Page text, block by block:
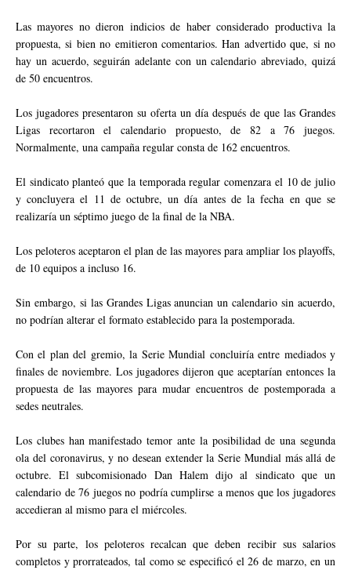
Las mayores no dieron indicios de haber considerado productiva la
propuesta, si bien no emitieron comentarios. Han advertido que, si no
hay un acuerdo, seguirán adelante con un calendario abreviado, quizá
de 50 encuentros.
Los jugadores presentaron su oferta un día después de que las Grandes
Ligas recortaron el calendario propuesto, de 82 a 76 juegos.
Normalmente, una campaña regular consta de 162 encuentros.
El sindicato planteó que la temporada regular comenzara el 10 de julio
y concluyera el 11 de octubre, un día antes de la fecha en que se
realizaría un séptimo juego de la final de la NBA.
Los peloteros aceptaron el plan de las mayores para ampliar los playoffs,
de 10 equipos a incluso 16.
Sin embargo, si las Grandes Ligas anuncian un calendario sin acuerdo,
no podrían alterar el formato establecido para la postemporada.
Con el plan del gremio, la Serie Mundial concluiría entre mediados y
finales de noviembre. Los jugadores dijeron que aceptarían entonces la
propuesta de las mayores para mudar encuentros de postemporada a
sedes neutrales.
Los clubes han manifestado temor ante la posibilidad de una segunda
ola del coronavirus, y no desean extender la Serie Mundial más allá de
octubre. El subcomisionado Dan Halem dijo al sindicato que un
calendario de 76 juegos no podría cumplirse a menos que los jugadores
accedieran al mismo para el miércoles.
Por su parte, los peloteros recalcan que deben recibir sus salarios
completos y prorrateados, tal como se especificó el 26 de marzo, en un